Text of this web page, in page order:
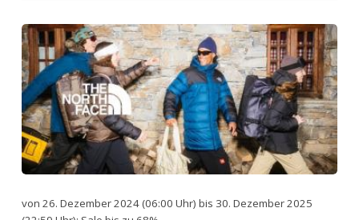
von 26. Dezember 2024 (06:00 Uhr) bis 30. Dezember 2025